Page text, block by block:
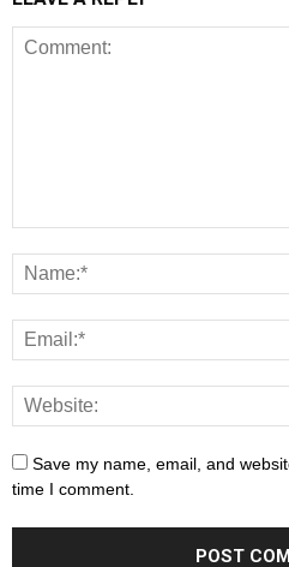
Save my name, email, and
time I comment.